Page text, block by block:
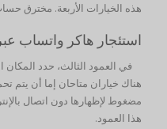
هذه الخيارات الأربعة. مخترق
استئجار هاكر واتساب
في العمود الثالث، حدد المكان
هناك خياران متاحان إما أن يتم
مضغوط لإظهارها دون اتصال
هذا العمود.